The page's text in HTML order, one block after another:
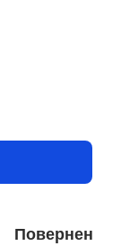
Повернення